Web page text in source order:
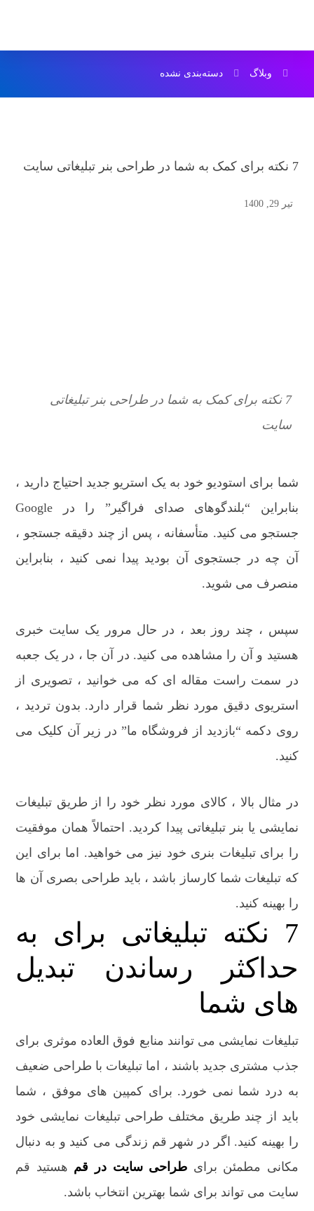
وبلاگ دسته‌بندی نشده
7 نکته برای کمک به شما در طراحی بنر تبلیغاتی سایت
تیر 29, 1400
7 نکته برای کمک به شما در طراحی بنر تبلیغاتی
سایت
شما برای استودیو خود به یک استریو جدید احتیاج دارید ،
بنابراین “بلندگوهای صدای فراگیر” را در Google
جستجو می کنید. متأسفانه ، پس از چند دقیقه جستجو ،
آن چه در جستجوی آن بودید پیدا نمی کنید ، بنابراین
منصرف می شوید.
سپس ، چند روز بعد ، در حال مرور یک سایت خبری
هستید و آن را مشاهده می کنید. در آن جا ، در یک جعبه
در سمت راست مقاله ای که می خوانید ، تصویری از
استریوی دقیق مورد نظر شما قرار دارد. بدون تردید ،
روی دکمه “بازدید از فروشگاه ما” در زیر آن کلیک می
کنید.
در مثال بالا ، کالای مورد نظر خود را از طریق تبلیغات
نمایشی یا بنر تبلیغاتی پیدا کردید. احتمالاً همان موفقیت
را برای تبلیغات بنری خود نیز می خواهید. اما برای این
که تبلیغات شما کارساز باشد ، باید طراحی بصری آن ها
را بهینه کنید.
7 نکته تبلیغاتی برای به
حداکثر رساندن تبدیل
های شما
تبلیغات نمایشی می توانند منابع فوق العاده موثری برای
جذب مشتری جدید باشند ، اما تبلیغات با طراحی ضعیف
به درد شما نمی خورد. برای کمپین های موفق ، شما
باید از چند طریق مختلف طراحی تبلیغات نمایشی خود
را بهینه کنید. اگر در شهر قم زندگی می کنید و به دنبال
مکانی مطمئن برای طراحی سایت در قم هستید قم
سایت می تواند برای شما بهترین انتخاب باشد.